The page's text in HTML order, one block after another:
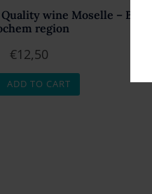
wine Moselle – Burg
region
€12,50
ADD TO CART